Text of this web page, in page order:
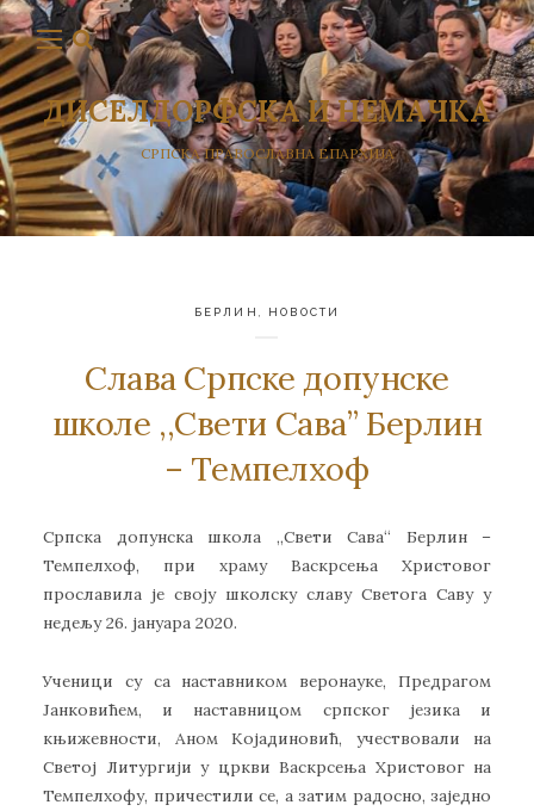
ДИСЕЛДОРФСКА И НЕМАЧКА
СРПСКА ПРАВОСЛАВНА ЕПАРХИЈА
БЕРЛИН НОВОСТИ
Слава Српске допунске
школе ,,Свети Сава” Берлин
– Темпелхоф
Српска допунска школа ,,Свети Сава“ Берлин –
Темпелхоф, при храму Васкрсења Христовог
прославила је своју школску славу Светога Саву у
недељу 26. јануара 2020.
Ученици су са наставником веронауке, Предрагом
Јанковићем, и наставницом српског језика и
књижевности, Аном Којадиновић, учествовали на
Светој Литургији у цркви Васкрсења Христовог на
Темпелхофу, причестили се, а затим радосно, заједно